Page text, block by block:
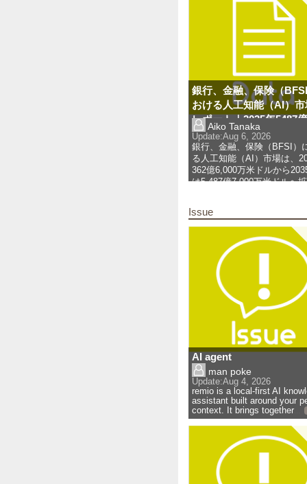
more
銀行、金融、保険（
おける人工知能（AI）
レポート｜2035年5487
万米ドル・CAGR31.22
動化戦略が拡大
Aiko Tanaka
Update:Aug 6, 2026
銀行、金融、保険（BFSI）
る人工知能（AI）市場は、
362億6,000万米ドルから
は5,487億7,000万米ドルへ
Issue
AI agent
man poke
Update:Aug 4, 2026
remio is a local-first AI
assistant built around your
context. It brings together